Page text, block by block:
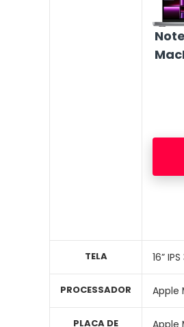
TELA
PROCESSADOR
PLACA DE
16”
Apple